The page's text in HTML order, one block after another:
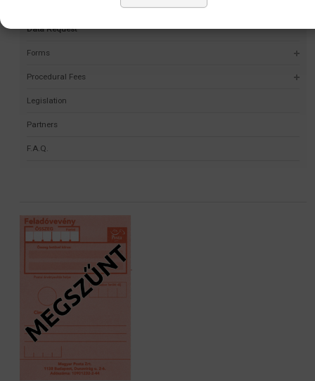
Data Request
Forms
Procedural Fees
Legislation
Partners
F.A.Q.